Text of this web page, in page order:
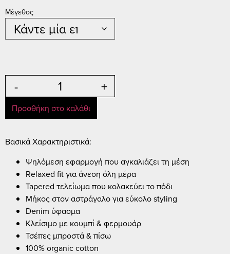
Μέγεθος
- +
Προσθήκη στο καλάθι
Βασικά Χαρακτηριστικά:
Ψηλόμεση εφαρμογή που αγκαλιάζει τη μέση
Relaxed fit για άνεση όλη μέρα
Tapered τελείωμα που κολακεύει το πόδι
Μήκος στον αστράγαλο για εύκολο styling
Denim ύφασμα
Κλείσιμο με κουμπί & φερμουάρ
Τσέπες μπροστά & πίσω
100% organic cotton